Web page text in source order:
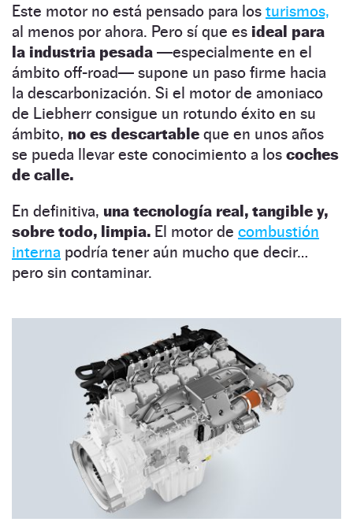
Este motor no está pensado para los turismos,
al menos por ahora. Pero sí que es ideal para
la industria pesada —especialmente en el
ámbito off-road— supone un paso firme hacia
la descarbonización. Si el motor de amoniaco
de Liebherr consigue un rotundo éxito en su
ámbito, no es descartable que en unos años
se pueda llevar este conocimiento a los coches
de calle.
En definitiva, una tecnología real, tangible y,
sobre todo, limpia. El motor de combustión
interna podría tener aún mucho que decir…
pero sin contaminar.